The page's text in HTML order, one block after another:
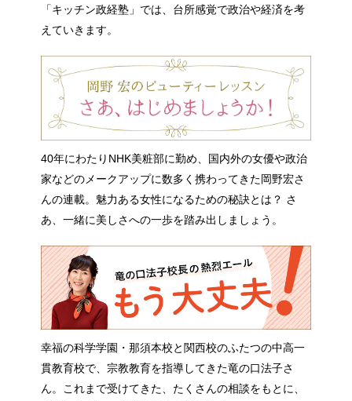
「キッチン政経塾」では、台所感覚で政治や経済を考
えていきます。
40年にわたりNHK美粧部に勤め、国内外の女優や政治
家などのメークアップに数多く携わってきた岡野宏さ
んの連載。魅力ある女性になるための秘訣とは？ さ
あ、一緒に美しさへの一歩を踏み出しましょう。
幸福の科学学園・那須本校と関西校のふたつの中高一
貫教育校で、宗教教育を指導してきた竜の口法子さ
ん。これまで受けてきた、たくさんの相談をもとに、